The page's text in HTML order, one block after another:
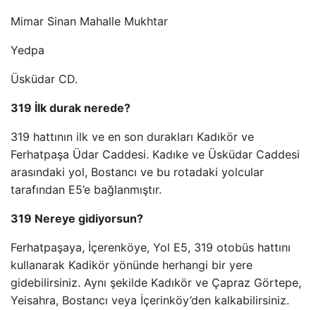
Mimar Sinan Mahalle Mukhtar
Yedpa
Üsküdar CD.
319 İlk durak nerede?
319 hattının ilk ve en son durakları Kadıkör ve
Ferhatpaşa Üdar Caddesi. Kadıke ve Üsküdar Caddesi
arasındaki yol, Bostancı ve bu rotadaki yolcular
tarafından E5’e bağlanmıştır.
319 Nereye gidiyorsun?
Ferhatpaşaya, İçerenköye, Yol E5, 319 otobüs hattını
kullanarak Kadikör yönünde herhangi bir yere
gidebilirsiniz. Aynı şekilde Kadıkör ve Çapraz Görtepe,
Yeisahra, Bostancı veya İçerinköy’den kalkabilirsiniz.